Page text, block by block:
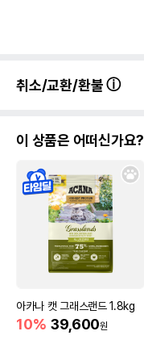
취소/교환/환불
이 상품은 어떠신가요?
아카나 캣 그래스랜드 1.8kg
10% 39,600원